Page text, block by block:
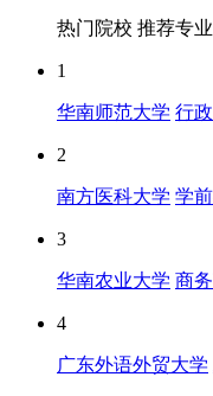
热门院校 推荐专业
1
华南师范大学 行
2
南方医科大学 学
3
华南农业大学 商
4
广东外语外贸大学